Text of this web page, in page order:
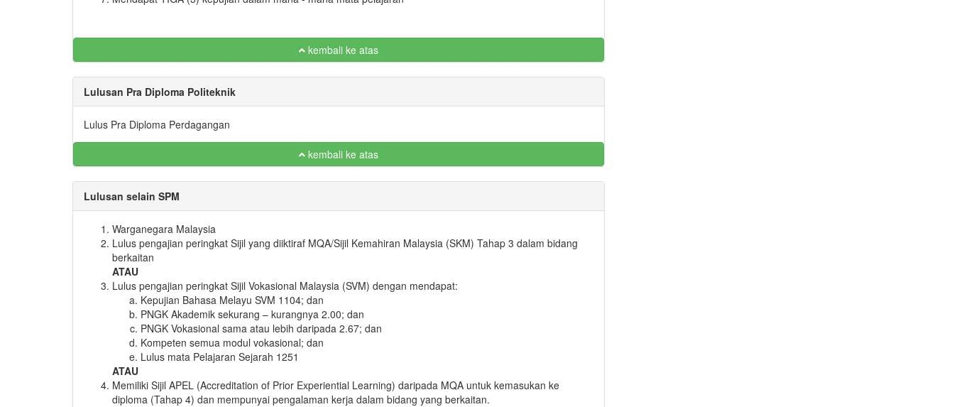
kembali ke atas
Lulusan Pra Diploma Politeknik
Lulus Pra Diploma Perdagangan
kembali ke atas
Lulusan selain SPM
Warganegara Malaysia
Lulus pengajian peringkat Sijil yang diiktiraf MQA/Sijil Kemahiran Malaysia (SKM) Tahap 3 dalam bidang
berkaitan
ATAU
Lulus pengajian peringkat Sijil Vokasional Malaysia (SVM) dengan mendapat:
Kepujian Bahasa Melayu SVM 1104; dan
PNGK Akademik sekurang – kurangnya 2.00; dan
PNGK Vokasional sama atau lebih daripada 2.67; dan
Kompeten semua modul vokasional; dan
Lulus mata Pelajaran Sejarah 1251
ATAU
Memiliki Sijil APEL (Accreditation of Prior Experiential Learning) daripada MQA untuk kemasukan ke
diploma (Tahap 4) dan mempunyai pengalaman kerja dalam bidang yang berkaitan.